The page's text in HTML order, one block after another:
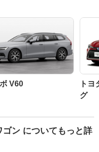
V60
ト
グ
ン についてもっと詳